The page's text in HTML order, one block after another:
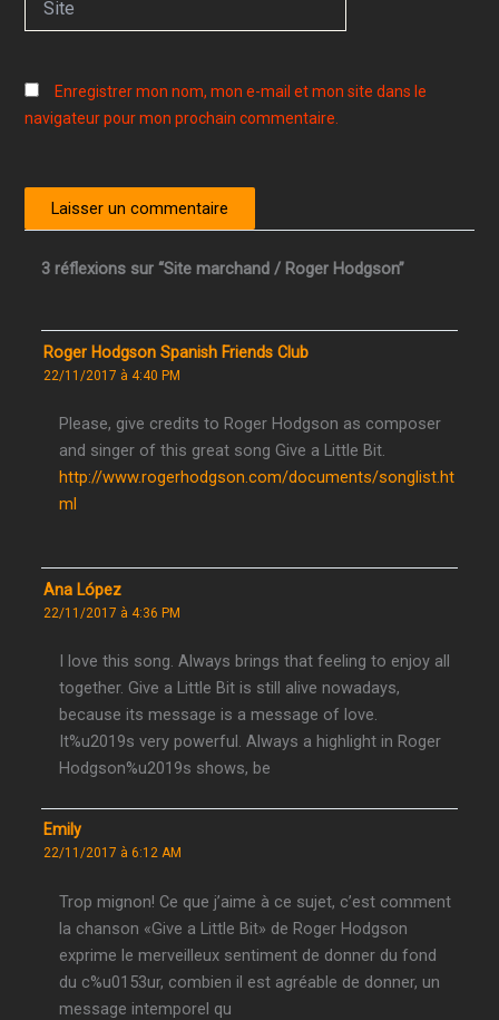
Enregistrer mon nom, mon e-mail et mon site dans le
navigateur pour mon prochain commentaire.
3 réflexions sur “Site marchand / Roger Hodgson”
Roger Hodgson Spanish Friends Club
22/11/2017 à 4:40 PM
Please, give credits to Roger Hodgson as composer
and singer of this great song Give a Little Bit.
http://www.rogerhodgson.com/documents/songlist.ht
ml
Ana López
22/11/2017 à 4:36 PM
I love this song. Always brings that feeling to enjoy all
together. Give a Little Bit is still alive nowadays,
because its message is a message of love.
It%u2019s very powerful. Always a highlight in Roger
Hodgson%u2019s shows, be
Emily
22/11/2017 à 6:12 AM
Trop mignon! Ce que j’aime à ce sujet, c’est comment
la chanson «Give a Little Bit» de Roger Hodgson
exprime le merveilleux sentiment de donner du fond
du c%u0153ur, combien il est agréable de donner, un
message intemporel qu